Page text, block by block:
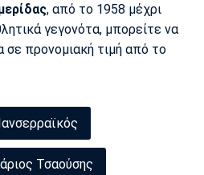
Παρί Σεν
Ζερμέν
Μαρσέιγ
, από το 1958 μέχρι
γεγονότα, μπορείτε να
προνομιακή τιμή από το
Τσαούσης